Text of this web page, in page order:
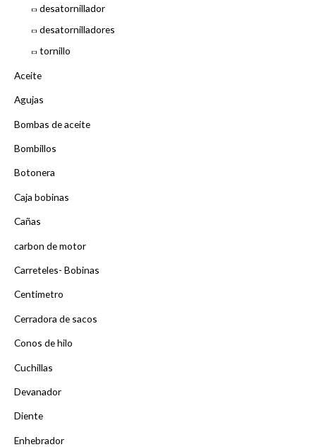
desatornillador
desatornilladores
tornillo
Aceite
Agujas
Bombas de aceite
Bombillos
Botonera
Caja bobinas
Cañas
carbon de motor
Carreteles- Bobinas
Centimetro
Cerradora de sacos
Conos de hilo
Cuchillas
Devanador
Diente
Enhebrador